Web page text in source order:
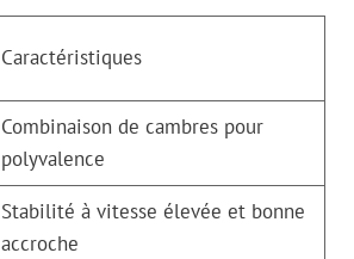
Caractéristiques
Combinaison de cambres pour
polyvalence
Stabilité à vitesse élevée et bonne
accroche